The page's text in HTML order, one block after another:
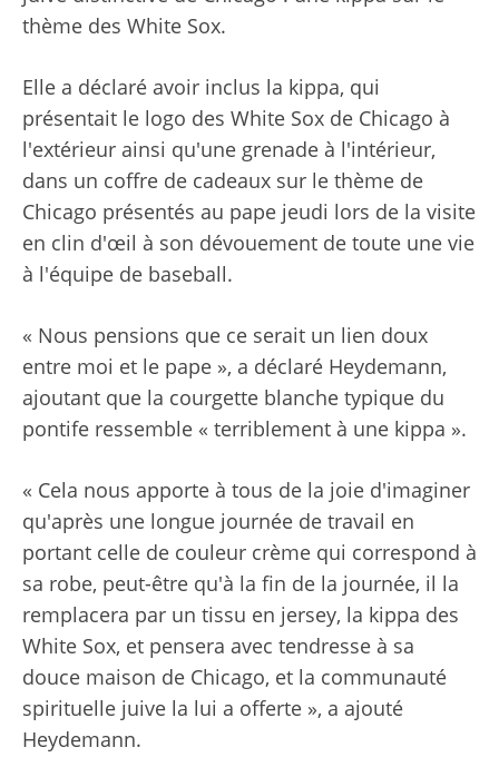
thème des White Sox.
Elle a déclaré avoir inclus la kippa, qui
présentait le logo des White Sox de Chicago à
l'extérieur ainsi qu'une grenade à l'intérieur,
dans un coffre de cadeaux sur le thème de
Chicago présentés au pape jeudi lors de la visite
en clin d'œil à son dévouement de toute une vie
à l'équipe de baseball.
« Nous pensions que ce serait un lien doux
entre moi et le pape », a déclaré Heydemann,
ajoutant que la courgette blanche typique du
pontife ressemble « terriblement à une kippa ».
« Cela nous apporte à tous de la joie d'imaginer
qu'après une longue journée de travail en
portant celle de couleur crème qui correspond à
sa robe, peut-être qu'à la fin de la journée, il la
remplacera par un tissu en jersey, la kippa des
White Sox, et pensera avec tendresse à sa
douce maison de Chicago, et la communauté
spirituelle juive la lui a offerte », a ajouté
Heydemann.